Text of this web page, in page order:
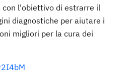
l'obiettivo di estrarre il
diagnostiche per aiutare i
migliori per la cura dei